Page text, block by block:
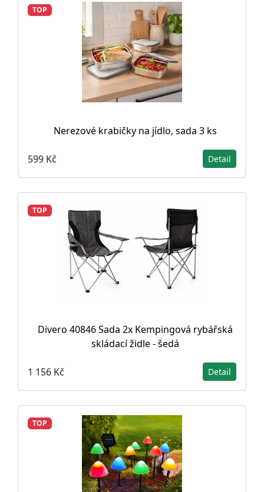
TOP
Nerezové krabičky na jídlo, sada 3 ks
599 Kč Detail
TOP
Divero 40846 Sada 2x Kempingová rybářská
skládací židle - šedá
1 156 Kč Detail
TOP